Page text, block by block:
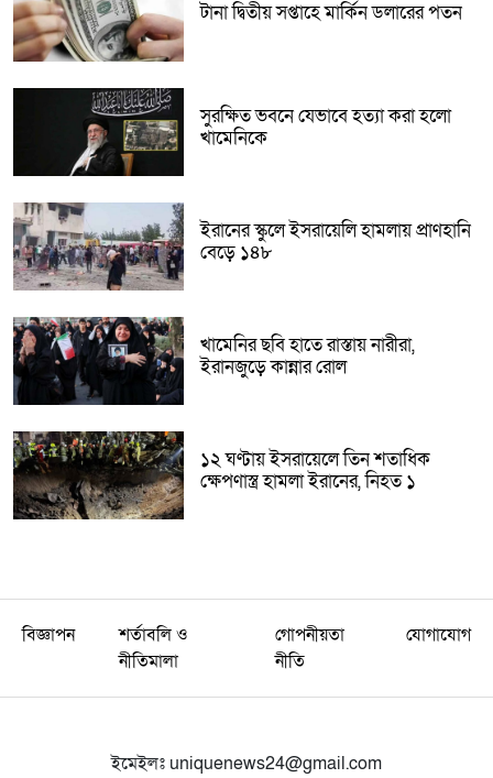
টানা দ্বিতীয় সপ্তাহে মার্কিন ডলারের পতন
সুরক্ষিত ভবনে যেভাবে হত্যা করা হলো
খামেনিকে
ইরানের স্কুলে ইসরায়েলি হামলায় প্রাণহানি
বেড়ে ১৪৮
খামেনির ছবি হাতে রাস্তায় নারীরা,
ইরানজুড়ে কান্নার রোল
১২ ঘণ্টায় ইসরায়েলে তিন শতাধিক
ক্ষেপণাস্ত্র হামলা ইরানের, নিহত ১
বিজ্ঞাপন
শর্তাবলি ও
নীতিমালা
গোপনীয়তা
নীতি
যোগাযোগ
ইমেইলঃ uniquenews24@gmail.com